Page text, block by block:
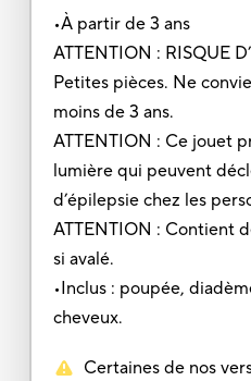
•À partir de 3 ans
ATTENTION : RISQUE
Petites pièces. Ne
moins de 3 ans.
ATTENTION : Ce jouet
lumière qui peuvent
d’épilepsie chez les
ATTENTION : Contient
si avalé.
•Inclus : poupée,
cheveux.
Certaines de nos